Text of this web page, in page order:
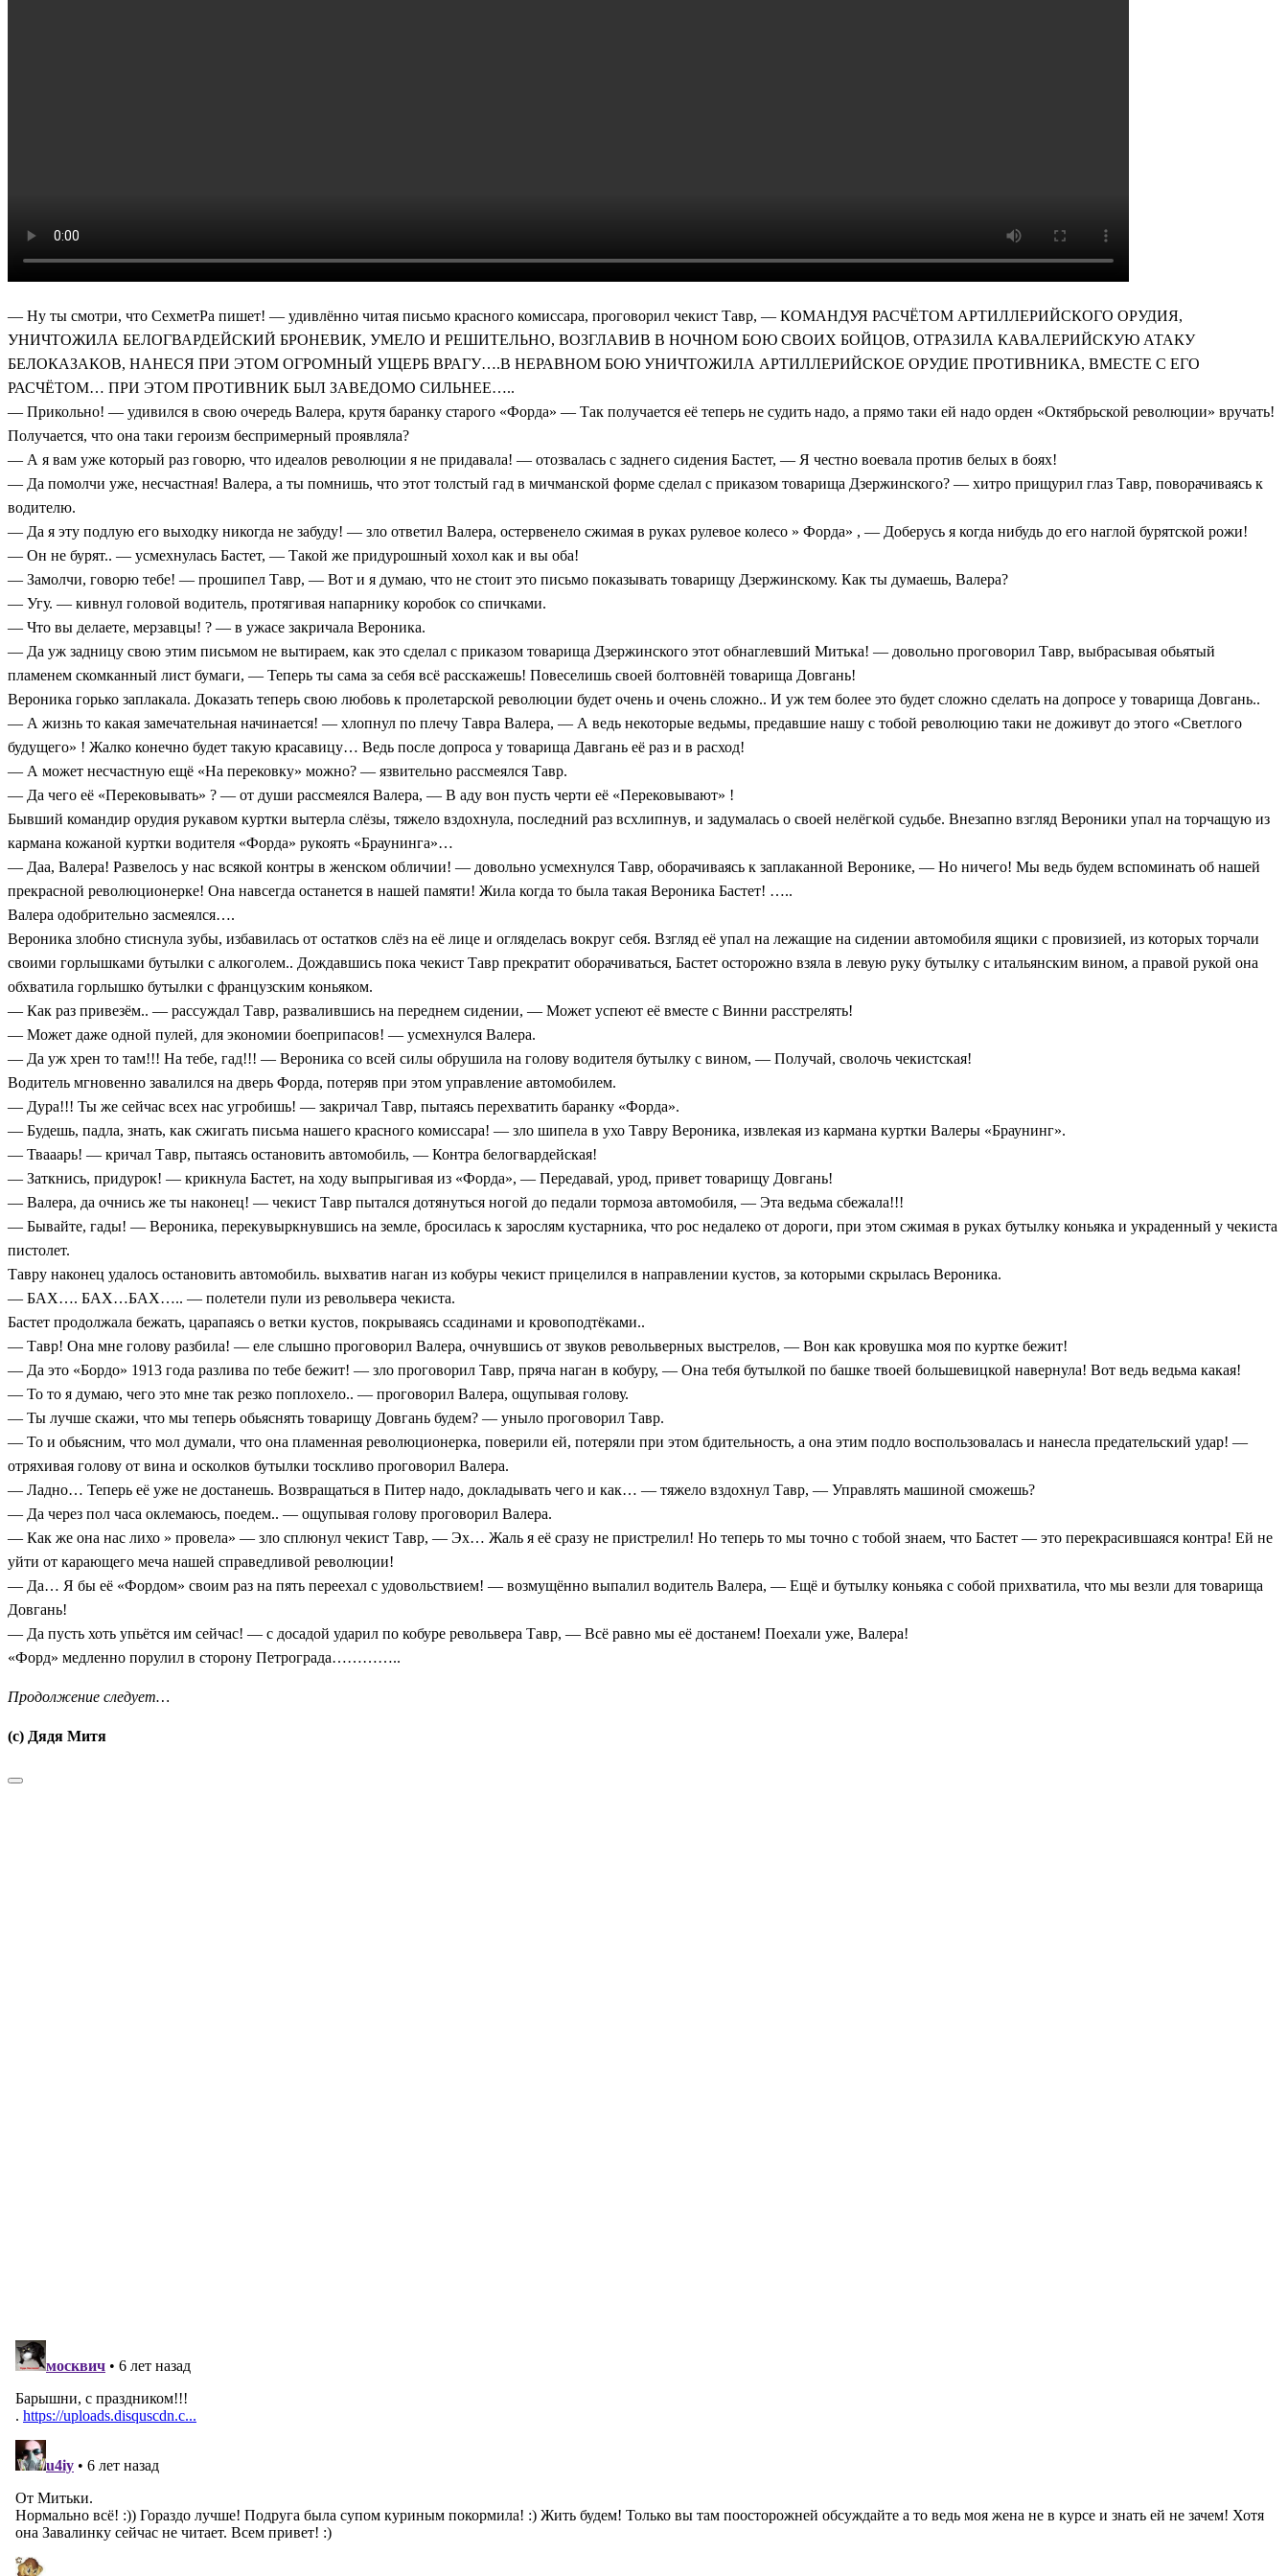
— Ну ты смотри, что СехметРа пишет! — удивлённо читая письмо красного комиссара, проговорил чекист Тавр, — КОМАНДУЯ РАСЧЁТОМ АРТИЛЛЕРИЙСКОГО ОРУДИЯ,
УНИЧТОЖИЛА БЕЛОГВАРДЕЙСКИЙ БРОНЕВИК, УМЕЛО И РЕШИТЕЛЬНО, ВОЗГЛАВИВ В НОЧНОМ БОЮ СВОИХ БОЙЦОВ, ОТРАЗИЛА КАВАЛЕРИЙСКУЮ АТАКУ
БЕЛОКАЗАКОВ, НАНЕСЯ ПРИ ЭТОМ ОГРОМНЫЙ УЩЕРБ ВРАГУ….В НЕРАВНОМ БОЮ УНИЧТОЖИЛА АРТИЛЛЕРИЙСКОЕ ОРУДИЕ ПРОТИВНИКА, ВМЕСТЕ С ЕГО
РАСЧЁТОМ… ПРИ ЭТОМ ПРОТИВНИК БЫЛ ЗАВЕДОМО СИЛЬНЕЕ…..
— Прикольно! — удивился в свою очередь Валера, крутя баранку старого «Форда» — Так получается её теперь не судить надо, а прямо таки ей надо орден «Октябрьской революции» вручать!
Получается, что она таки героизм беспримерный проявляла?
— А я вам уже который раз говорю, что идеалов революции я не придавала! — отозвалась с заднего сидения Бастет, — Я честно воевала против белых в боях!
— Да помолчи уже, несчастная! Валера, а ты помнишь, что этот толстый гад в мичманской форме сделал с приказом товарища Дзержинского? — хитро прищурил глаз Тавр, поворачиваясь к
водителю.
— Да я эту подлую его выходку никогда не забуду! — зло ответил Валера, остервенело сжимая в руках рулевое колесо » Форда» , — Доберусь я когда нибудь до его наглой бурятской рожи!
— Он не бурят.. — усмехнулась Бастет, — Такой же придурошный хохол как и вы оба!
— Замолчи, говорю тебе! — прошипел Тавр, — Вот и я думаю, что не стоит это письмо показывать товарищу Дзержинскому. Как ты думаешь, Валера?
— Угу. — кивнул головой водитель, протягивая напарнику коробок со спичками.
— Что вы делаете, мерзавцы! ? — в ужасе закричала Вероника.
— Да уж задницу свою этим письмом не вытираем, как это сделал с приказом товарища Дзержинского этот обнаглевший Митька! — довольно проговорил Тавр, выбрасывая обьятый
пламенем скомканный лист бумаги, — Теперь ты сама за себя всё расскажешь! Повеселишь своей болтовнёй товарища Довгань!
Вероника горько заплакала. Доказать теперь свою любовь к пролетарской революции будет очень и очень сложно.. И уж тем более это будет сложно сделать на допросе у товарища Довгань..
— А жизнь то какая замечательная начинается! — хлопнул по плечу Тавра Валера, — А ведь некоторые ведьмы, предавшие нашу с тобой революцию таки не доживут до этого «Светлого
будущего» ! Жалко конечно будет такую красавицу… Ведь после допроса у товарища Давгань её раз и в расход!
— А может несчастную ещё «На перековку» можно? — язвительно рассмеялся Тавр.
— Да чего её «Перековывать» ? — от души рассмеялся Валера, — В аду вон пусть черти её «Перековывают» !
Бывший командир орудия рукавом куртки вытерла слёзы, тяжело вздохнула, последний раз всхлипнув, и задумалась о своей нелёгкой судьбе. Внезапно взгляд Вероники упал на торчащую из
кармана кожаной куртки водителя «Форда» рукоять «Браунинга»…
— Даа, Валера! Развелось у нас всякой контры в женском обличии! — довольно усмехнулся Тавр, оборачиваясь к заплаканной Веронике, — Но ничего! Мы ведь будем вспоминать об нашей
прекрасной революционерке! Она навсегда останется в нашей памяти! Жила когда то была такая Вероника Бастет! …..
Валера одобрительно засмеялся….
Вероника злобно стиснула зубы, избавилась от остатков слёз на её лице и огляделась вокруг себя. Взгляд её упал на лежащие на сидении автомобиля ящики с провизией, из которых торчали
своими горлышками бутылки с алкоголем.. Дождавшись пока чекист Тавр прекратит оборачиваться, Бастет осторожно взяла в левую руку бутылку с итальянским вином, а правой рукой она
обхватила горлышко бутылки с французским коньяком.
— Как раз привезём.. — рассуждал Тавр, развалившись на переднем сидении, — Может успеют её вместе с Винни расстрелять!
— Может даже одной пулей, для экономии боеприпасов! — усмехнулся Валера.
— Да уж хрен то там!!! На тебе, гад!!! — Вероника со всей силы обрушила на голову водителя бутылку с вином, — Получай, сволочь чекистская!
Водитель мгновенно завалился на дверь Форда, потеряв при этом управление автомобилем.
— Дура!!! Ты же сейчас всех нас угробишь! — закричал Тавр, пытаясь перехватить баранку «Форда».
— Будешь, падла, знать, как сжигать письма нашего красного комиссара! — зло шипела в ухо Тавру Вероника, извлекая из кармана куртки Валеры «Браунинг».
— Твааарь! — кричал Тавр, пытаясь остановить автомобиль, — Контра белогвардейская!
— Заткнись, придурок! — крикнула Бастет, на ходу выпрыгивая из «Форда», — Передавай, урод, привет товарищу Довгань!
— Валера, да очнись же ты наконец! — чекист Тавр пытался дотянуться ногой до педали тормоза автомобиля, — Эта ведьма сбежала!!!
— Бывайте, гады! — Вероника, перекувыркнувшись на земле, бросилась к зарослям кустарника, что рос недалеко от дороги, при этом сжимая в руках бутылку коньяка и украденный у чекиста
пистолет.
Тавру наконец удалось остановить автомобиль. выхватив наган из кобуры чекист прицелился в направлении кустов, за которыми скрылась Вероника.
— БАХ…. БАХ…БАХ….. — полетели пули из револьвера чекиста.
Бастет продолжала бежать, царапаясь о ветки кустов, покрываясь ссадинами и кровоподтёками..
— Тавр! Она мне голову разбила! — еле слышно проговорил Валера, очнувшись от звуков револьверных выстрелов, — Вон как кровушка моя по куртке бежит!
— Да это «Бордо» 1913 года разлива по тебе бежит! — зло проговорил Тавр, пряча наган в кобуру, — Она тебя бутылкой по башке твоей большевицкой навернула! Вот ведь ведьма какая!
— То то я думаю, чего это мне так резко поплохело.. — проговорил Валера, ощупывая голову.
— Ты лучше скажи, что мы теперь обьяснять товарищу Довгань будем? — уныло проговорил Тавр.
— То и обьясним, что мол думали, что она пламенная революционерка, поверили ей, потеряли при этом бдительность, а она этим подло воспользовалась и нанесла предательский удар! —
отряхивая голову от вина и осколков бутылки тоскливо проговорил Валера.
— Ладно… Теперь её уже не достанешь. Возвращаться в Питер надо, докладывать чего и как… — тяжело вздохнул Тавр, — Управлять машиной сможешь?
— Да через пол часа оклемаюсь, поедем.. — ощупывая голову проговорил Валера.
— Как же она нас лихо » провела» — зло сплюнул чекист Тавр, — Эх… Жаль я её сразу не пристрелил! Но теперь то мы точно с тобой знаем, что Бастет — это перекрасившаяся контра! Ей не
уйти от карающего меча нашей справедливой революции!
— Да… Я бы её «Фордом» своим раз на пять переехал с удовольствием! — возмущённо выпалил водитель Валера, — Ещё и бутылку коньяка с собой прихватила, что мы везли для товарища
Довгань!
— Да пусть хоть упьётся им сейчас! — с досадой ударил по кобуре револьвера Тавр, — Всё равно мы её достанем! Поехали уже, Валера!
«Форд» медленно порулил в сторону Петрограда…………..
Продолжение следует…
(c) Дядя Митя